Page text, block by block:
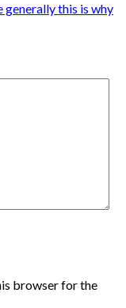
generally this is why
browser for the